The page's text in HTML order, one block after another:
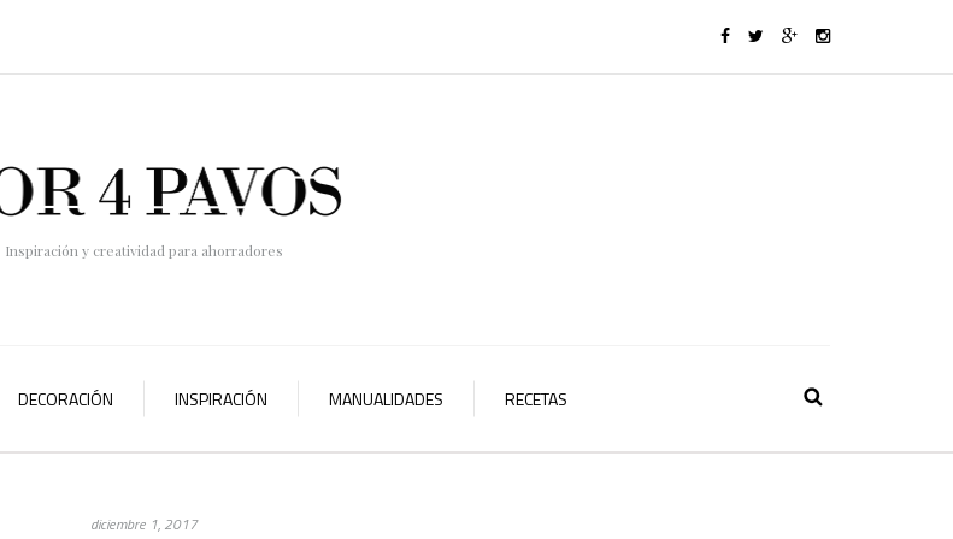
Inspiración y creatividad para ahorradores
DECORACIÓN INSPIRACIÓN MANUALIDADES RECETAS
diciembre 1, 2017